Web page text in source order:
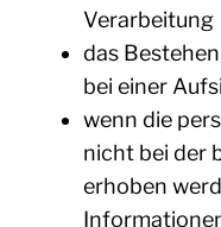
Verarbeitung
das
bei einer
wenn die
nicht bei der
erhoben